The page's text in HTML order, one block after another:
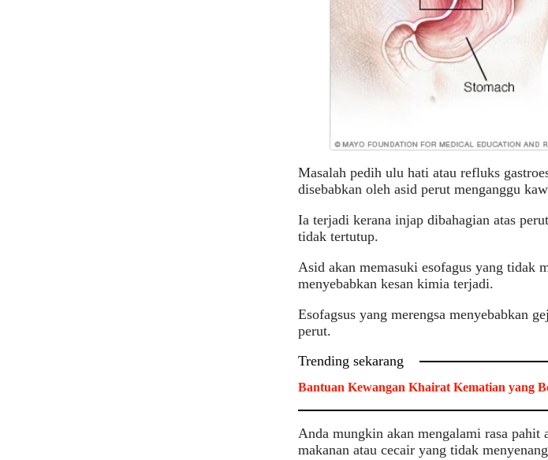
Masalah pedih ulu hati atau refluks
disebabkan oleh asid perut menganggu
Ia terjadi kerana injap dibahagian atas
tidak tertutup.
Asid akan memasuki esofagus yang tidak
menyebabkan kesan kimia terjadi.
Esofagsus yang merengsa menyebabkan
perut.
Trending sekarang
Bantuan Kewangan Khairat Kematian yang
Anda mungkin akan mengalami rasa pahit
makanan atau cecair yang tidak